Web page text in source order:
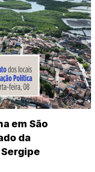
em São
da